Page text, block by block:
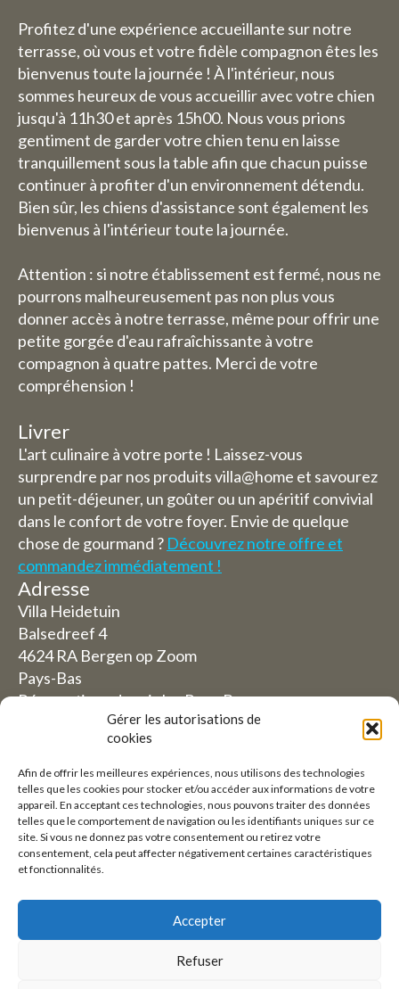
Gérer les autorisations de
cookies
Afin de offrir les meilleures expériences, nous utilisons des technologies
telles que les cookies pour stocker et/ou accéder aux informations de votre
appareil. En acceptant ces technologies, nous pouvons traiter des données
telles que le comportement de navigation ou les identifiants uniques sur ce
site. Si vous ne donnez pas votre consentement ou retirez votre
consentement, cela peut affecter négativement certaines caractéristiques
et fonctionnalités.
Accepter
Refuser
Profitez d'une expérience accueillante sur notre
terrasse, où vous et votre fidèle compagnon êtes les
bienvenus toute la journée ! À l'intérieur, nous
sommes heureux de vous accueillir avec votre chien
jusqu'à 11h30 et après 15h00. Nous vous prions
gentiment de garder votre chien tenu en laisse
tranquillement sous la table afin que chacun puisse
continuer à profiter d'un environnement détendu.
Bien sûr, les chiens d'assistance sont également les
bienvenus à l'intérieur toute la journée.
Attention : si notre établissement est fermé, nous ne
pourrons malheureusement pas non plus vous
donner accès à notre terrasse, même pour offrir une
petite gorgée d'eau rafraîchissante à votre
compagnon à quatre pattes. Merci de votre
compréhension !
Livrer
L'art culinaire à votre porte ! Laissez-vous
surprendre par nos produits villa@home et savourez
un petit-déjeuner, un goûter ou un apéritif convivial
dans le confort de votre foyer. Envie de quelque
chose de gourmand ? Découvrez notre offre et
commandez immédiatement !
Adresse
Villa Heidetuin
Balsedreef 4
4624 RA Bergen op Zoom
Pays-Bas
Réservations depuis les Pays-Bas
06-19117004
Depuis l'étranger (Réservations depuis l'extérieur
des Pays-Bas)
+31 (0)619117004
Courriel :welkom@villaheidetuin.nl